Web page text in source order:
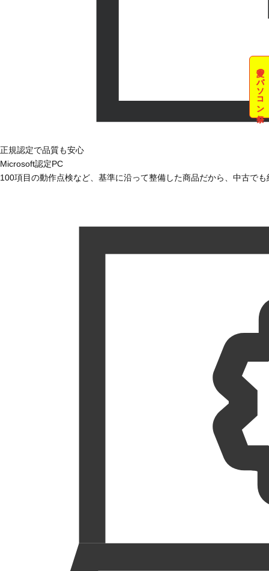
夏のパソコン祭
正規認定で品質も安心
Microsoft認定PC
100項目の動作点検など、基準に沿って整備した商品だから、中古で